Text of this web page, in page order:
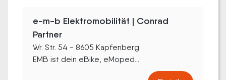
e-m-b Elektromobilität | Conrad
Partner
Wr. Str. 54 - 8605 Kapfenberg
EMB ist dein eBike, eMoped...